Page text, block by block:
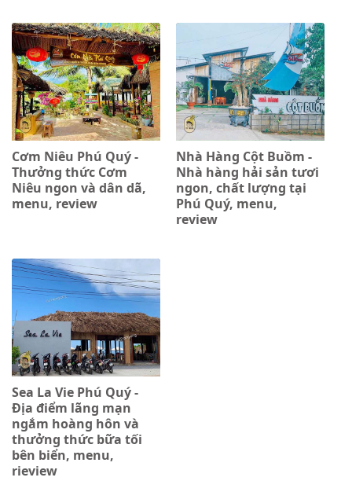
Cơm Niêu Phú Quý -
Thưởng thức Cơm
Niêu ngon và dân dã,
menu, review
Nhà Hàng Cột Buồm -
Nhà hàng hải sản tươi
ngon, chất lượng tại
Phú Quý, menu,
review
Sea La Vie Phú Quý -
Địa điểm lãng mạn
ngắm hoàng hôn và
thưởng thức bữa tối
bên biển, menu,
rieview